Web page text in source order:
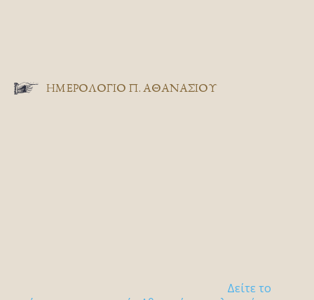
ΗΜΕΡΟΛΟΓΙΟ Π. ΑΘΑΝΑΣΙΟΥ
Δείτε το